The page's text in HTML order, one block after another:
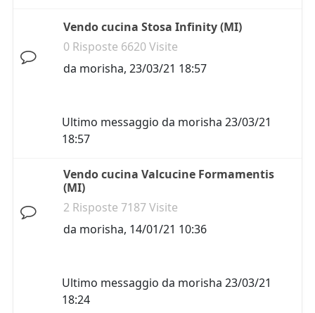
Vendo cucina Stosa Infinity (MI)
0 Risposte 6620 Visite
da morisha, 23/03/21 18:57
Ultimo messaggio da morisha 23/03/21
18:57
Vendo cucina Valcucine Formamentis
(MI)
2 Risposte 7187 Visite
da morisha, 14/01/21 10:36
Ultimo messaggio da morisha 23/03/21
18:24